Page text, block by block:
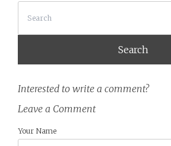
Interested to write a comment?
Leave a Comment
Your Name